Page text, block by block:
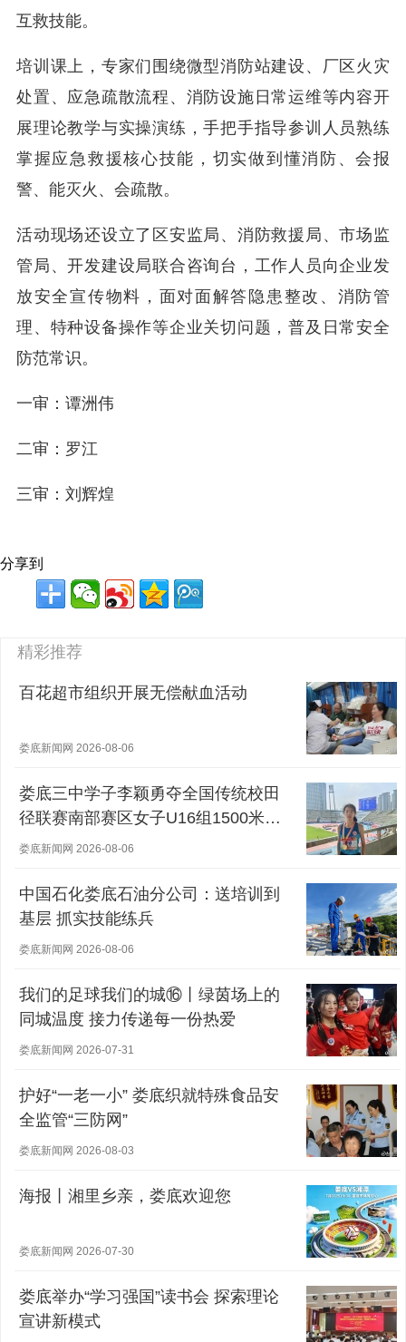
互救技能。
培训课上，专家们围绕微型消防站建设、厂区火灾
处置、应急疏散流程、消防设施日常运维等内容开
展理论教学与实操演练，手把手指导参训人员熟练
掌握应急救援核心技能，切实做到懂消防、会报
警、能灭火、会疏散。
活动现场还设立了区安监局、消防救援局、市场监
管局、开发建设局联合咨询台，工作人员向企业发
放安全宣传物料，面对面解答隐患整改、消防管
理、特种设备操作等企业关切问题，普及日常安全
防范常识。
一审：谭洲伟
二审：罗江
三审：刘辉煌
分享到
精彩推荐
百花超市组织开展无偿献血活动
娄底新闻网 2026-08-06
娄底三中学子李颖勇夺全国传统校田
径联赛南部赛区女子U16组1500米冠
军
娄底新闻网 2026-08-06
中国石化娄底石油分公司：送培训到
基层 抓实技能练兵
娄底新闻网 2026-08-06
我们的足球我们的城⑯丨绿茵场上的
同城温度 接力传递每一份热爱
娄底新闻网 2026-07-31
护好“一老一小” 娄底织就特殊食品安
全监管“三防网”
娄底新闻网 2026-08-03
海报丨湘里乡亲，娄底欢迎您
娄底新闻网 2026-07-30
娄底举办“学习强国”读书会 探索理论
宣讲新模式